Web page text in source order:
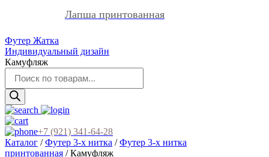
Лапша принтованная
Футер Жатка
Индивидуальный дизайн
Камуфляж
товаров
+7 (921) 341-64-28
Каталог /Футер 3-х нитка /Футер 3-х нитка
принтованная / Камуфляж